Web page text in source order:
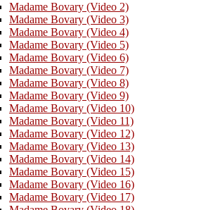
Madame Bovary (Video 2)
Madame Bovary (Video 3)
Madame Bovary (Video 4)
Madame Bovary (Video 5)
Madame Bovary (Video 6)
Madame Bovary (Video 7)
Madame Bovary (Video 8)
Madame Bovary (Video 9)
Madame Bovary (Video 10)
Madame Bovary (Video 11)
Madame Bovary (Video 12)
Madame Bovary (Video 13)
Madame Bovary (Video 14)
Madame Bovary (Video 15)
Madame Bovary (Video 16)
Madame Bovary (Video 17)